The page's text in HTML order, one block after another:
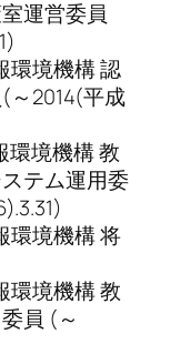
運営委員
環境機構 認
～2014(平成
環境機構 教
テム運用委
環境機構 将
環境機構 教
員 (～